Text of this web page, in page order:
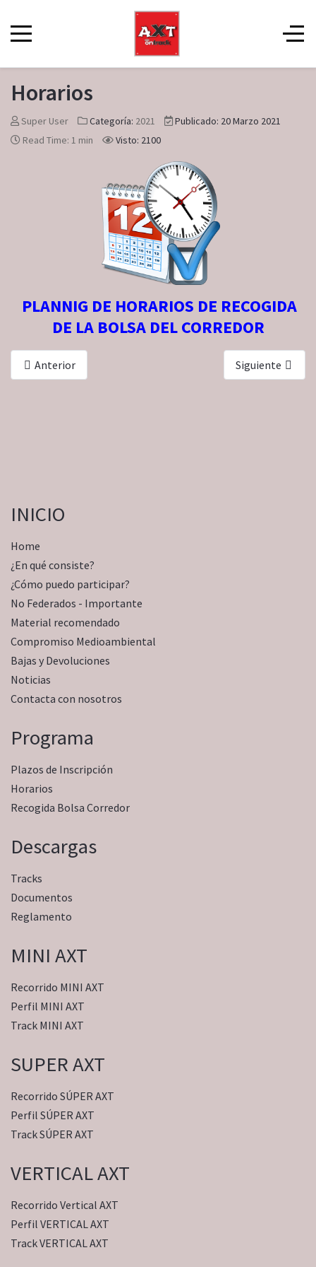
Horarios
Super User Categoría: 2021
Publicado: 20 Marzo 2021
Read Time: 1 min
Visto: 2100
PLANNIG DE HORARIOS DE RECOGIDA
DE LA BOLSA DEL CORREDOR
Anterior Siguiente
INICIO
Home
¿En qué consiste?
¿Cómo puedo participar?
No Federados - Importante
Material recomendado
Compromiso Medioambiental
Bajas y Devoluciones
Noticias
Contacta con nosotros
Programa
Plazos de Inscripción
Horarios
Recogida Bolsa Corredor
Descargas
Tracks
Documentos
Reglamento
MINI AXT
Recorrido MINI AXT
Perfil MINI AXT
Track MINI AXT
SUPER AXT
Recorrido SÚPER AXT
Perfil SÚPER AXT
Track SÚPER AXT
VERTICAL AXT
Recorrido Vertical AXT
Perfil VERTICAL AXT
Track VERTICAL AXT